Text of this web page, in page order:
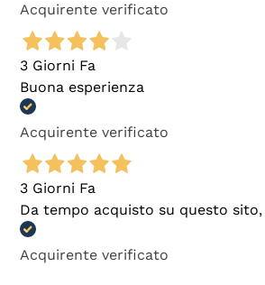
Acquirente verificato
3 Giorni Fa
Buona esperienza
Acquirente verificato
3 Giorni Fa
Da tempo acquisto su questo
Acquirente verificato